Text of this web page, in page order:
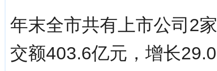
年末全市共有上市公司2
交额403.6亿元，增长